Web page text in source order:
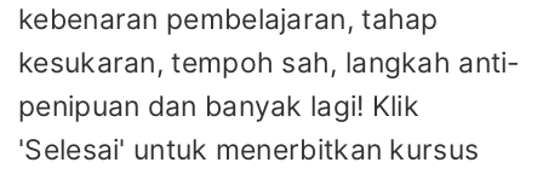
kebenaran pembelajaran, tahap
kesukaran, tempoh sah, langkah anti-
penipuan dan banyak lagi! Klik
'Selesai' untuk menerbitkan kursus